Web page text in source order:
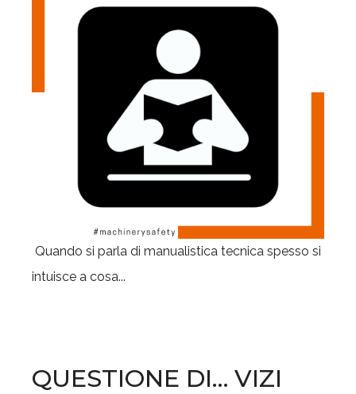
Quando si parla di manualistica tecnica spesso si
intuisce a cosa...
QUESTIONE DI… VIZI